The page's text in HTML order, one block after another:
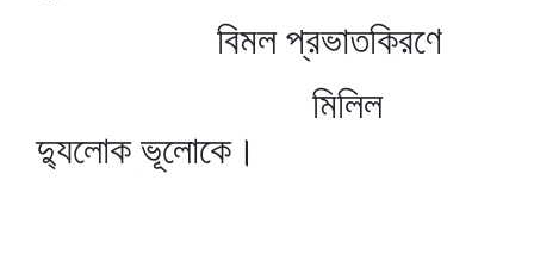
বিমল প্রভাতকিরণে
মিলিল
দ্যুলোক ভূলোকে।